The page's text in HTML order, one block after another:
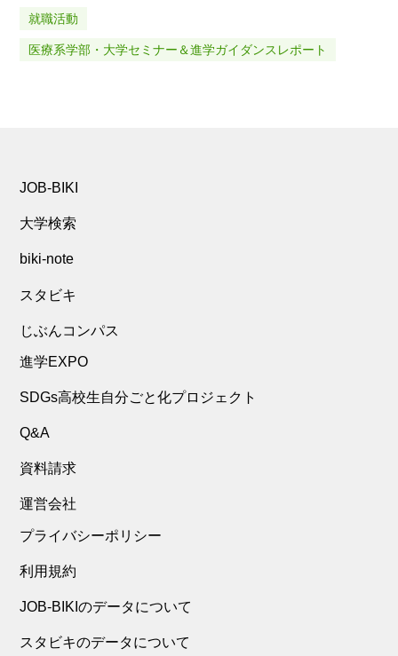
就職活動
医療系学部・大学セミナー＆進学ガイダンスレポート
JOB-BIKI
大学検索
biki-note
スタビキ
じぶんコンパス
進学EXPO
SDGs高校生自分ごと化プロジェクト
Q&A
資料請求
運営会社
プライバシーポリシー
利用規約
JOB-BIKIのデータについて
スタビキのデータについて